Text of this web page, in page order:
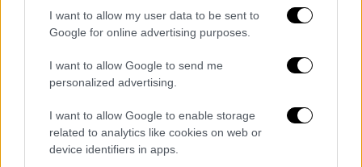
I want to allow my user data to be sent to
Google for online advertising purposes.
I want to allow Google to send me
personalized advertising.
I want to allow Google to enable storage
related to analytics like cookies on web or
device identifiers in apps.
στην Κατοχή
και οι λυγμοί με πνίγουν. Αφήνω το μικρό
μου το παιδί στις στοργικές φροντίδες
σου...»
ΑΛΛΑ #TAGS